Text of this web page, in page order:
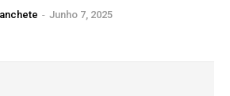
- Junho 7, 2025